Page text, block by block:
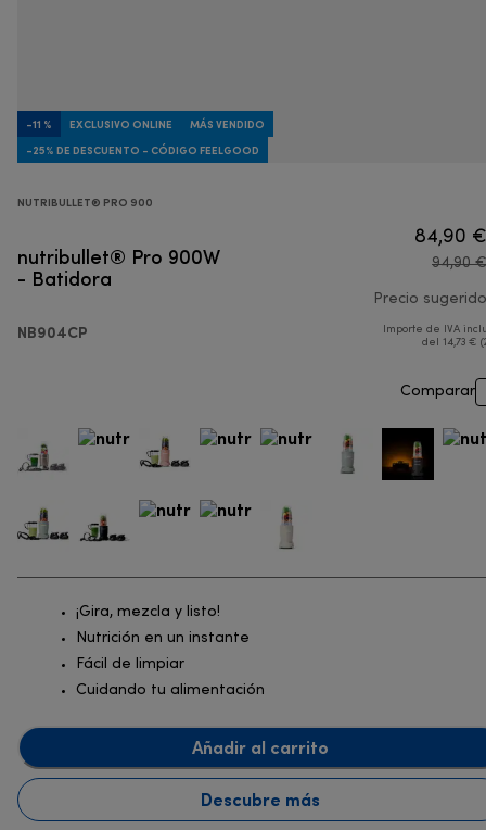
-11 % EXCLUSIVO ONLINE
MÁS VENDIDO
-25% DE DESCUENTO - CÓDIGO FEELGOOD
NUTRIBULLET® PRO 900
nutribullet® Pro 900W
- Batidora
NB904CP
84,90 €
94,90 €
Precio sugerido
Importe de IVA
del 14,73 €
Comparar
¡Gira, mezcla y listo!
Nutrición en un instante
Fácil de limpiar
Cuidando tu alimentación
Añadir al carrito
Descubre más